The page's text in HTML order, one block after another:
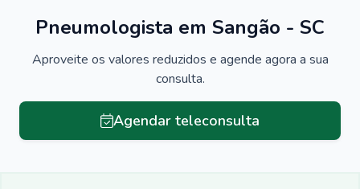
Pneumologista em Sangão - SC
Aproveite os valores reduzidos e agende agora a sua
consulta.
Agendar teleconsulta